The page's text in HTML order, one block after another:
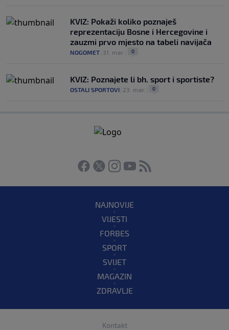
KVIZ: Pokaži koliko poznaješ
reprezentaciju Bosne i Hercegovine i
zauzmi prvo mjesto na tabeli navijača
NOGOMET 31. mar. 0
KVIZ: Poznajete li bh. sport i sportiste?
OSTALI SPORTOVI 23. mar. 0
NAJNOVIJE
VIJESTI
FORBES
SPORT
SVIJET
MAGAZIN
ZDRAVLJE
Kontakt